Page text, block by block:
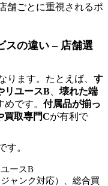
舗ごとに重視されるポ
スの違い – 店舗選
ります。たとえば、 す
リユースB
壊れた端
めです。 付属品が揃っ
買取専門Cが有利で
す。
ースB
ャンク対応）、総合買